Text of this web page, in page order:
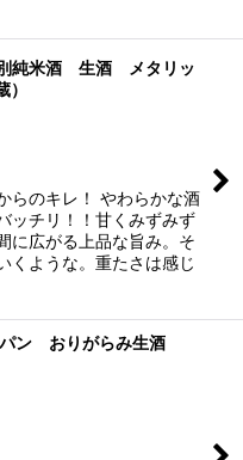
純米酒 生酒 メタリッ
らのキレ！ やわらかな酒
ッチリ！！甘くみずみず
に広がる上品な旨み。そ
くような。重たさは感じ
ン おりがらみ生酒